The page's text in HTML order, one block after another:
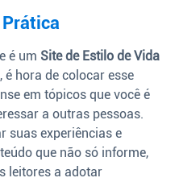
é um Site de Estilo de Vida
é hora de colocar esse
em tópicos que você é
a outras pessoas.
suas experiências e
que não só informe,
leitores a adotar